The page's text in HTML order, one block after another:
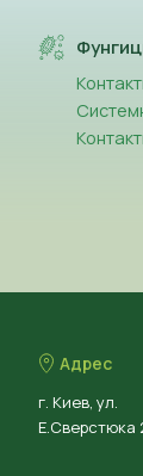
Адрес
г. Киев, ул.
Е.Сверстюка